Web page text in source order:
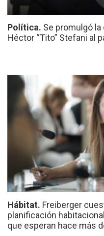
Política. Se promulgó
Héctor “Tito” Stefani al
Hábitat. Freiberger
planificación
que esperan hace más